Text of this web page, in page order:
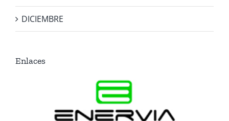
DICIEMBRE
Enlaces